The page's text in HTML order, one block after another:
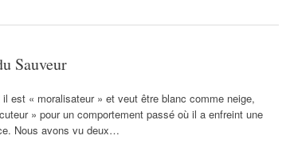
Sauveur
il est « moralisateur » et veut être blanc comme neige,
» pour un comportement passé où il a enfreint une
Nous avons vu deux…